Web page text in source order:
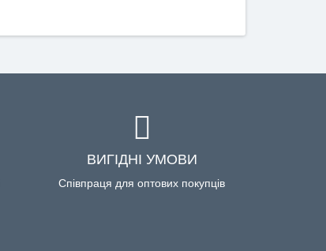
ВИГІДНІ УМОВИ
Співпраця для оптових покупців